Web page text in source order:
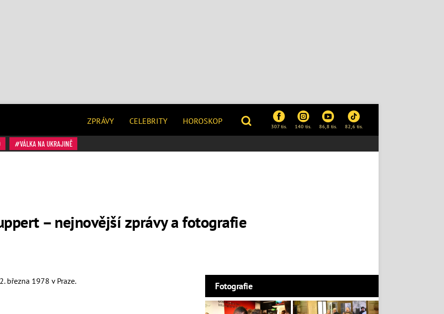
ZPRÁVY CELEBRITY HOROSKOP
307 tis. 140 tis. 86,8 tis. 82,6 tis.
VÁLKA NA UKRAJINĚ
– nejnovější zprávy a fotografie
března 1978 v Praze. Fotografie